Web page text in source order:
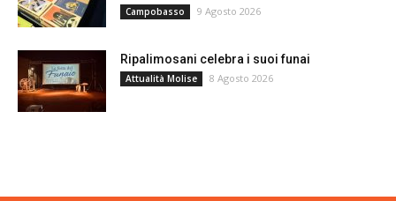
Campobasso 9 Agosto 2026
Ripalimosani celebra i suoi funai
Attualità Molise 8 Agosto 2026